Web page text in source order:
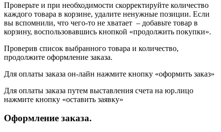
Проверьте и при необходимости скорректируйте количество
каждого товара в корзине, удалите ненужные позиции. Если
вы вспомнили, что чего-то не хватает – добавьте товар в
корзину, воспользовавшись кнопкой «продолжить покупки».
Проверив список выбранного товара и количество,
продолжите оформление заказа.
Для оплаты заказа он-лайн нажмите кнопку «оформить заказ»
Для оплаты заказа путем выставления счета на юр.лицо
нажмите кнопку «оставить заявку»
Оформление заказа.